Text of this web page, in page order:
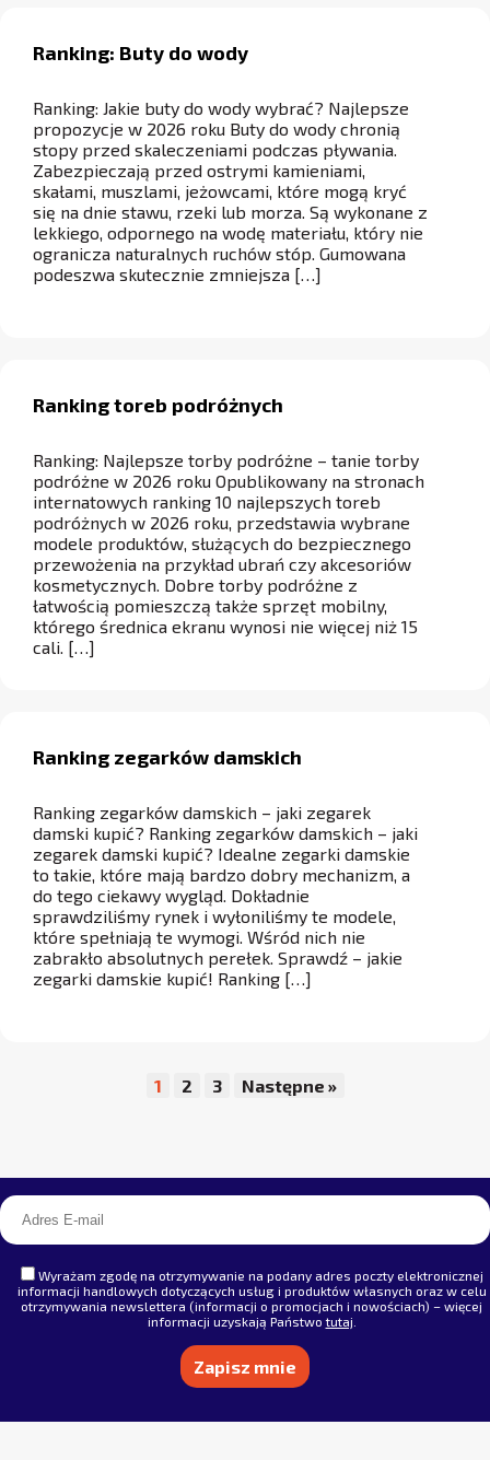
Ranking: Buty do wody
Ranking: Jakie buty do wody wybrać? Najlepsze
propozycje w 2026 roku Buty do wody chronią
stopy przed skaleczeniami podczas pływania.
Zabezpieczają przed ostrymi kamieniami,
skałami, muszlami, jeżowcami, które mogą kryć
się na dnie stawu, rzeki lub morza. Są wykonane z
lekkiego, odpornego na wodę materiału, który nie
ogranicza naturalnych ruchów stóp. Gumowana
podeszwa skutecznie zmniejsza […]
Ranking toreb podróżnych
Ranking: Najlepsze torby podróżne – tanie torby
podróżne w 2026 roku Opublikowany na stronach
internatowych ranking 10 najlepszych toreb
podróżnych w 2026 roku, przedstawia wybrane
modele produktów, służących do bezpiecznego
przewożenia na przykład ubrań czy akcesoriów
kosmetycznych. Dobre torby podróżne z
łatwością pomieszczą także sprzęt mobilny,
którego średnica ekranu wynosi nie więcej niż 15
cali. […]
Ranking zegarków damskich
Ranking zegarków damskich – jaki zegarek
damski kupić? Ranking zegarków damskich – jaki
zegarek damski kupić? Idealne zegarki damskie
to takie, które mają bardzo dobry mechanizm, a
do tego ciekawy wygląd. Dokładnie
sprawdziliśmy rynek i wyłoniliśmy te modele,
które spełniają te wymogi. Wśród nich nie
zabrakło absolutnych perełek. Sprawdź – jakie
zegarki damskie kupić! Ranking […]
1 2 3 Następne »
Wyrażam zgodę na otrzymywanie na podany adres poczty elektronicznej
informacji handlowych dotyczących usług i produktów własnych oraz w celu
otrzymywania newslettera (informacji o promocjach i nowościach) – więcej
informacji uzyskają Państwotutaj